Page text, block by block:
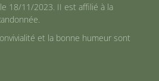
18/11/2023. II est affilié à la
et la bonne humeur sont